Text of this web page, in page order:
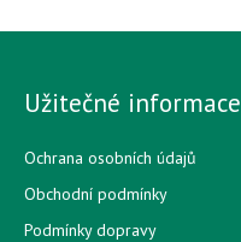
Užitečné informace
Ochrana osobních údajů
Obchodní podmínky
Podmínky dopravy